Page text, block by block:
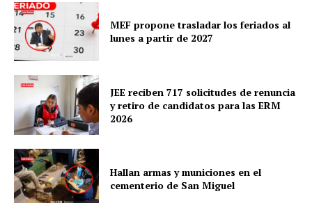
MEF propone trasladar los feriados al
lunes a partir de 2027
JEE reciben 717 solicitudes de renuncia
y retiro de candidatos para las ERM
2026
Hallan armas y municiones en el
cementerio de San Miguel